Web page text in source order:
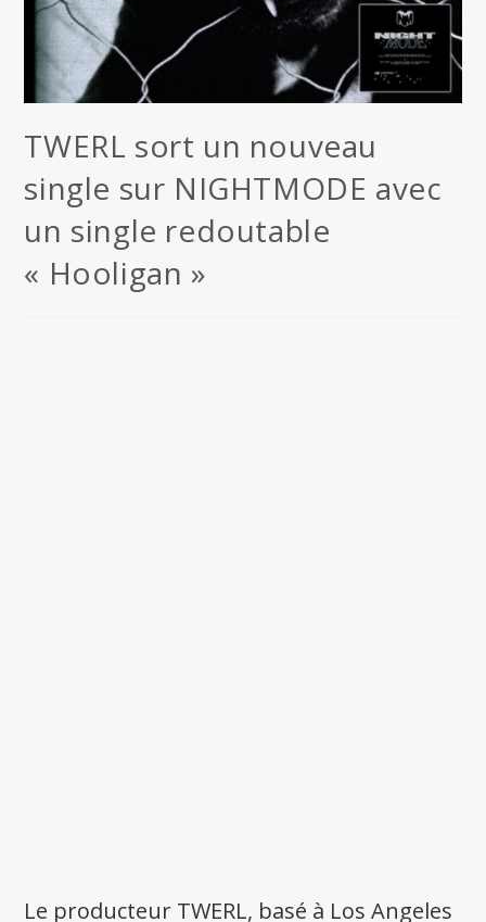
TWERL sort un nouveau
single sur NIGHTMODE avec
un single redoutable
« Hooligan »
Le producteur TWERL, basé à Los Angeles